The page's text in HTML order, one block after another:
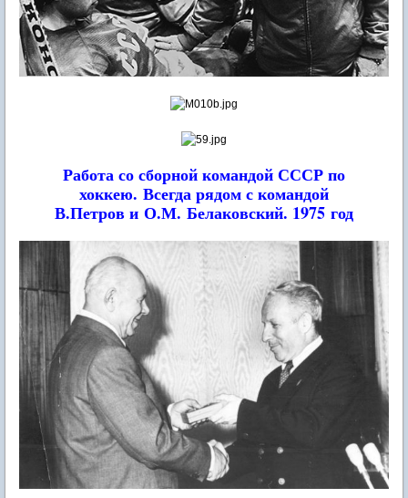
Работа со сборной командой СССР по
хоккею. Всегда рядом с командой
В.Петров и О.М. Белаковский. 1975 год